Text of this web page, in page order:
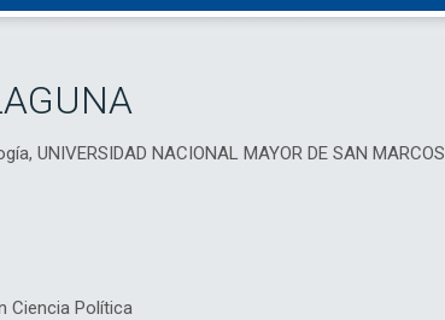
UNIVERSIDAD NACIONAL MAYOR DE SAN MARCOS
Ciencia Política